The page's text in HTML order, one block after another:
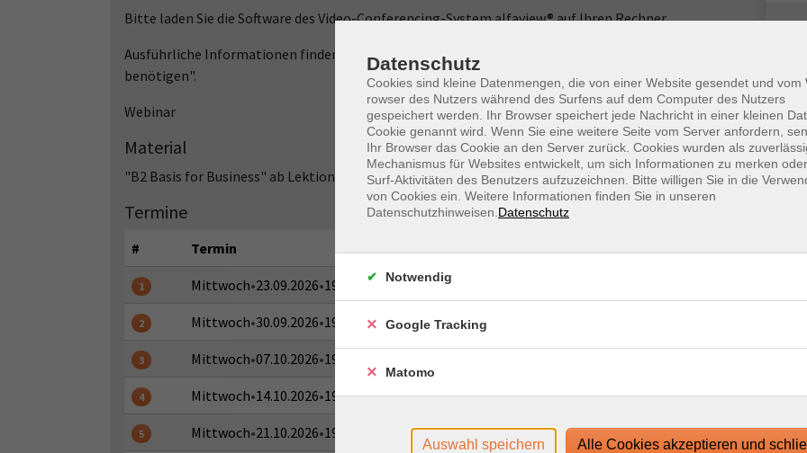
Bitte laden Sie die Software des Video-Conferencing-System alfaview® auf Ihren Rechner.
Ausführliche Informationen finden Sie auf www.webinare-vhs.de unter dem Menüpunkt "Was Sie
benötigen".
Webinar
Material
"B2 Basis for Business" ab Lektion 1
Termine
# Termin
1 Mittwoch•23.09.2026•19:00 - 20:30 Uhr
2 Mittwoch•30.09.2026•19:00 - 20:30 Uhr
3 Mittwoch•07.10.2026•19:00 - 20:30 Uhr
4 Mittwoch•14.10.2026•19:00 - 20:30 Uhr
5 Mittwoch•21.10.2026•19:00 - 20:30 Uhr
Datenschutz
Cookies sind kleine Datenmengen, die von einer Website gesendet und vom
rowser des Nutzers während des Surfens auf dem Computer des Nutzers
gespeichert werden. Ihr Browser speichert jede Nachricht in einer kleinen
Cookie genannt wird. Wenn Sie eine weitere Seite vom Server anfordern,
Ihr Browser das Cookie an den Server zurück. Cookies wurden als
Mechanismus für Websites entwickelt, um sich Informationen zu merken
Surf-Aktivitäten des Benutzers aufzuzeichnen. Bitte willigen Sie in die
von Cookies ein. Weitere Informationen finden Sie in unseren
Datenschutzhinweisen. Datenschutz
Notwendig
Google Tracking
Matomo
Auswahl speichern Alle Cookies akzeptieren und